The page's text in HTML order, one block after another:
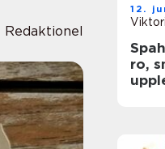
Redaktionel
12.
ro,